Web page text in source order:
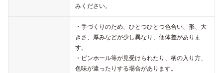
みください。
・手づくりのため、ひとつひとつ色合い、形、大
きさ、厚みなどが少し異なり、個体差がありま
す。
・ピンホール等が見受けられたり、柄の入り方、
色味が違ったりする場合があります。